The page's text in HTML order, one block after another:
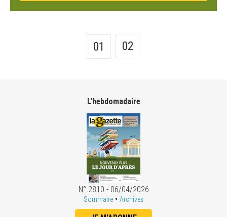
01 02
L'hebdomadaire
N° 2810 - 06/04/2026
Sommaire • Archives